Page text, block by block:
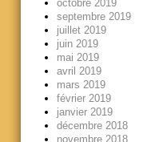
octobre 2019
septembre 2019
juillet 2019
juin 2019
mai 2019
avril 2019
mars 2019
février 2019
janvier 2019
décembre 2018
novembre 2018